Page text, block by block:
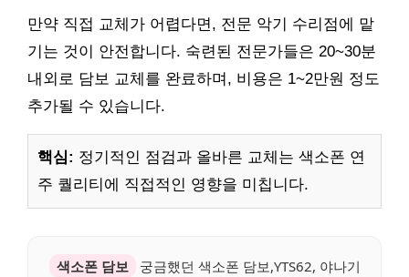
만약 직접 교체가 어렵다면, 전문 악기 수리점에 맡
기는 것이 안전합니다. 숙련된 전문가들은 20~30분
내외로 담보 교체를 완료하며, 비용은 1~2만원 정도
추가될 수 있습니다.
핵심: 정기적인 점검과 올바른 교체는 색소폰 연
주 퀄리티에 직접적인 영향을 미칩니다.
색소폰 담보
궁금했던 색소폰 담보,YTS62, 야나기